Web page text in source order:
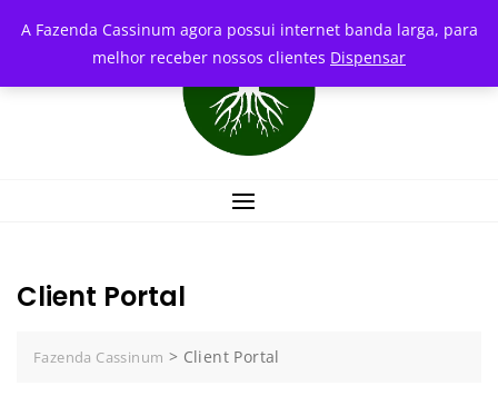
A Fazenda Cassinum agora possui internet banda larga, para
melhor receber nossos clientes Dispensar
conteúdo
Client Portal
Fazenda Cassinum > Client Portal